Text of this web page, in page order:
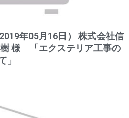
年05月16日） 株式会社信
様 「エクステリア工事の
」